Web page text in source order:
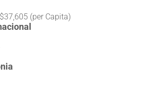
(per Capita)